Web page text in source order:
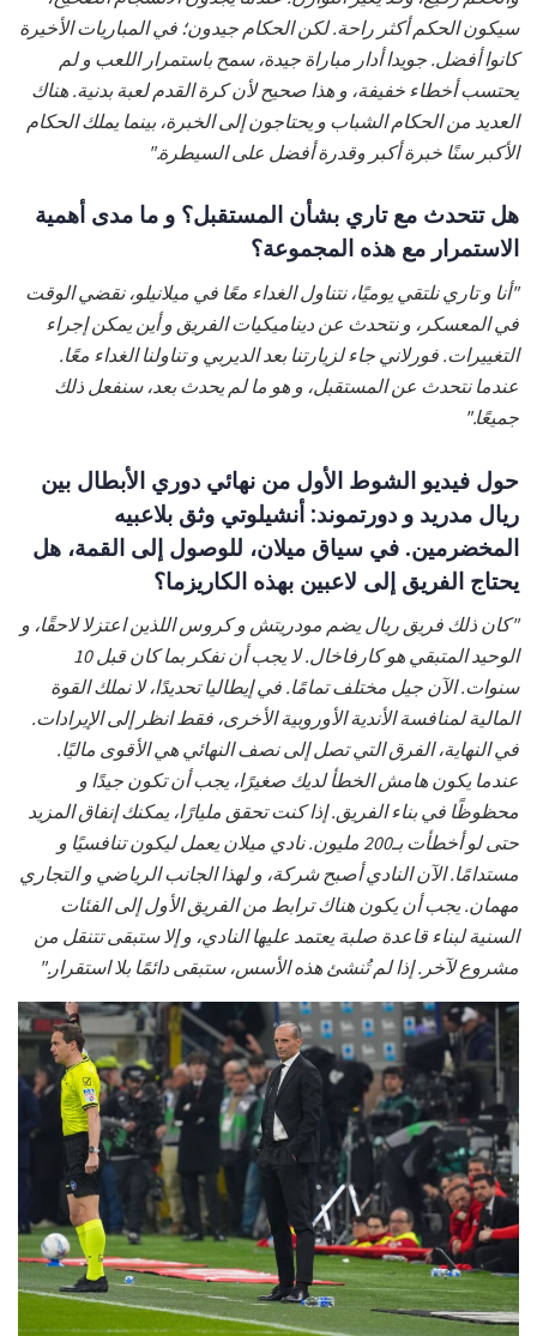
سيكون الحكم أكثر راحة. لكن الحكام جيدون؛ في المباريات الأخيرة
كانوا أفضل. جويدا أدار مباراة جيدة، سمح باستمرار اللعب و لم
يحتسب أخطاء خفيفة، و هذا صحيح لأن كرة القدم لعبة بدنية. هناك
العديد من الحكام الشباب و يحتاجون إلى الخبرة، بينما يملك الحكام
الأكبر سنًا خبرة أكبر وقدرة أفضل على السيطرة."
هل تتحدث مع تاري بشأن المستقبل؟ و ما مدى أهمية
الاستمرار مع هذه المجموعة؟
"أنا و تاري نلتقي يوميًا، نتناول الغداء معًا في ميلانيلو، نقضي الوقت
في المعسكر، و نتحدث عن ديناميكيات الفريق و أين يمكن إجراء
التغييرات. فورلاني جاء لزيارتنا بعد الديربي و تناولنا الغداء معًا.
عندما نتحدث عن المستقبل، و هو ما لم يحدث بعد، سنفعل ذلك
جميعًا."
حول فيديو الشوط الأول من نهائي دوري الأبطال بين
ريال مدريد و دورتموند: أنشيلوتي وثق بلاعبيه
المخضرمين. في سياق ميلان، للوصول إلى القمة، هل
يحتاج الفريق إلى لاعبين بهذه الكاريزما؟
"كان ذلك فريق ريال يضم مودريتش و كروس اللذين اعتزلا لاحقًا، و
الوحيد المتبقي هو كارفاخال. لا يجب أن نفكر بما كان قبل 10
سنوات. الآن جيل مختلف تمامًا. في إيطاليا تحديدًا، لا نملك القوة
المالية لمنافسة الأندية الأوروبية الأخرى، فقط انظر إلى الإيرادات.
في النهاية، الفرق التي تصل إلى نصف النهائي هي الأقوى ماليًا.
عندما يكون هامش الخطأ لديك صغيرًا، يجب أن تكون جيدًا و
محظوظًا في بناء الفريق. إذا كنت تحقق مليارًا، يمكنك إنفاق المزيد
حتى لو أخطأت بـ200 مليون. نادي ميلان يعمل ليكون تنافسيًا و
مستدامًا. الآن النادي أصبح شركة، و لهذا الجانب الرياضي و التجاري
مهمان. يجب أن يكون هناك ترابط من الفريق الأول إلى الفئات
السنية لبناء قاعدة صلبة يعتمد عليها النادي، و إلا ستبقى تتنقل من
مشروع لآخر. إذا لم تُنشئ هذه الأسس، ستبقى دائمًا بلا استقرار."